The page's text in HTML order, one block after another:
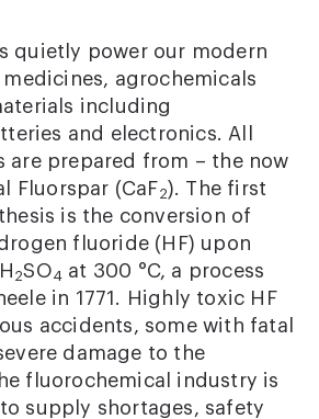
quietly power our modern
medicines, agrochemicals
including
and electronics. All
are prepared from – the now
Fluorspar (CaF2). The first
is the conversion of
fluoride (HF) upon
2SO4 at 300 °C, a process
in 1771. Highly toxic HF
accidents, some with fatal
damage to the
fluorochemical industry is
supply shortages, safety